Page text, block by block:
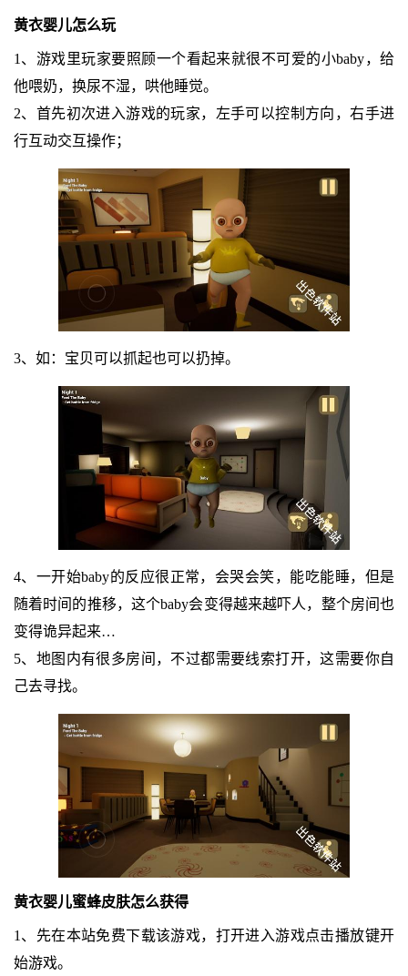
黄衣婴儿怎么玩
1、游戏里玩家要照顾一个看起来就很不可爱的小baby，给
他喂奶，换尿不湿，哄他睡觉。
2、首先初次进入游戏的玩家，左手可以控制方向，右手进
行互动交互操作；
3、如：宝贝可以抓起也可以扔掉。
4、一开始baby的反应很正常，会哭会笑，能吃能睡，但是
随着时间的推移，这个baby会变得越来越吓人，整个房间也
变得诡异起来…
5、地图内有很多房间，不过都需要线索打开，这需要你自
己去寻找。
黄衣婴儿蜜蜂皮肤怎么获得
1、先在本站免费下载该游戏，打开进入游戏点击播放键开
始游戏。